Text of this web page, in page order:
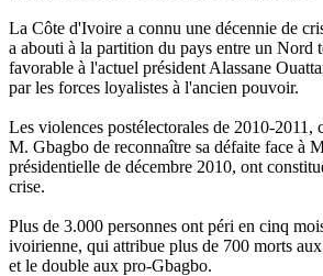
La Côte d'Ivoire a connu une décennie de
a abouti à la partition du pays entre un Nord
favorable à l'actuel président Alassane
par les forces loyalistes à l'ancien pouvoir.
Les violences postélectorales de 2010-2011,
M. Gbagbo de reconnaître sa défaite face à
présidentielle de décembre 2010, ont
crise.
Plus de 3.000 personnes ont péri en cinq
ivoirienne, qui attribue plus de 700 morts
et le double aux pro-Gbagbo.